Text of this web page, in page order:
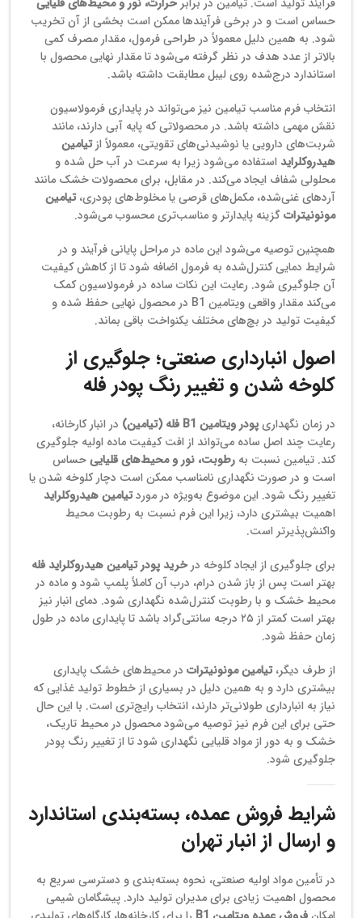
حساس است و در برخی فرآیندها ممکن است بخشی از آن تخریب
شود. به همین دلیل معمولاً در طراحی فرمول، مقدار مصرف کمی
بالاتر از عدد هدف در نظر گرفته می‌شود تا مقدار نهایی محصول با
استاندارد درج‌شده روی لیبل مطابقت داشته باشد.
انتخاب فرم مناسب تیامین نیز می‌تواند در پایداری فرمولاسیون
نقش مهمی داشته باشد. در محصولاتی که پایه آبی دارند، مانند
شربت‌های دارویی یا نوشیدنی‌های تقویتی، معمولاً ازتیامین
هیدروکلراید استفاده می‌شود زیرا به سرعت در آب حل شده و
محلولی شفاف ایجاد می‌کند. در مقابل، برای محصولات خشک مانند
آردهای غنی‌شده، مکمل‌های قرصی یا مخلوط‌های پودری،تیامین
مونونیتراتگزینه پایدارتر و مناسب‌تری محسوب می‌شود.
همچنین توصیه می‌شود این ماده در مراحل پایانی فرآیند و در
شرایط دمایی کنترل‌شده به فرمول اضافه شود تا از کاهش کیفیت
آن جلوگیری شود. رعایت این نکات ساده در فرمولاسیون کمک
می‌کند مقدار واقعی ویتامین B1 در محصول نهایی حفظ شده و
کیفیت تولید در بچ‌های مختلف یکنواخت باقی بماند.
اصول انبارداری صنعتی؛ جلوگیری از
کلوخه شدن و تغییر رنگ پودر فله
در زمان نگهداریپودر ویتامین B1 فله (تیامین)
در انبار کارخانه،
رعایت چند اصل ساده می‌تواند از افت کیفیت ماده اولیه جلوگیری
کند. تیامین نسبت به رطوبت، نور و محیط‌های قلیاییحساس
است و در صورت نگهداری نامناسب ممکن است دچار کلوخه شدن یا
تغییر رنگ شود. این موضوع به‌ویژه در موردتیامین هیدروکلراید
اهمیت بیشتری دارد، زیرا این فرم نسبت به رطوبت محیط
واکنش‌پذیرتر است.
برای جلوگیری از ایجاد کلوخه در خرید پودر تیامین هیدروکلراید فله
بهتر است پس از باز شدن درام، درب آن کاملاً پلمپ شود و ماده در
محیط خشک و با رطوبت کنترل‌شده نگهداری شود. دمای انبار نیز
بهتر است کمتر از ۲۵ درجه سانتی‌گراد باشد تا پایداری ماده در طول
زمان حفظ شود.
از طرف دیگر،تیامین مونونیترات در محیط‌های خشک پایداری
بیشتری دارد و به همین دلیل در بسیاری از خطوط تولید غذایی که
نیاز به انبارداری طولانی‌تر دارند، انتخاب رایج‌تری است. با این حال
حتی برای این فرم نیز توصیه می‌شود محصول در محیط تاریک،
خشک و به دور از مواد قلیایی نگهداری شود تا از تغییر رنگ پودر
جلوگیری شود.
شرایط فروش عمده، بسته‌بندی استاندارد
و ارسال از انبار تهران
در تأمین مواد اولیه صنعتی، نحوه بسته‌بندی و دسترسی سریع به
محصول اهمیت زیادی برای مدیران تولید دارد. پیشگامان شیمی